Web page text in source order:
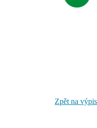
Zpět na výpis